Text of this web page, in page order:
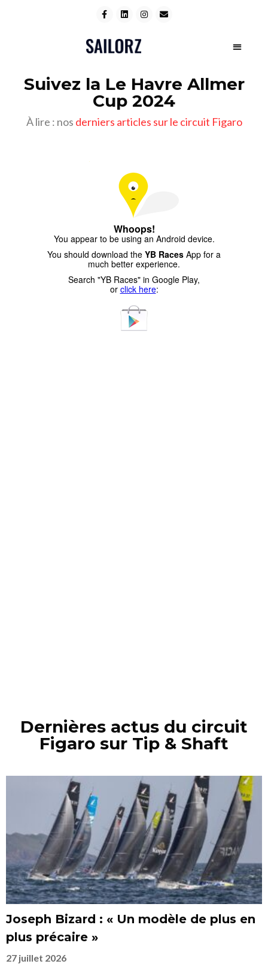
Suivez la Le Havre Allmer
Cup 2024
À lire : nos derniers articles sur le circuit Figaro
Dernières actus du circuit
Figaro sur Tip & Shaft
Joseph Bizard : « Un modèle de plus en
plus précaire »
27 juillet 2026